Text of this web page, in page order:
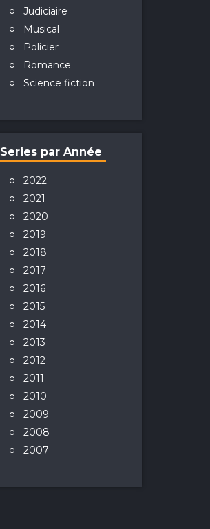
Judiciaire
Musical
Policier
Romance
Science fiction
Series par Année
2022
2021
2020
2019
2018
2017
2016
2015
2014
2013
2012
2011
2010
2009
2008
2007